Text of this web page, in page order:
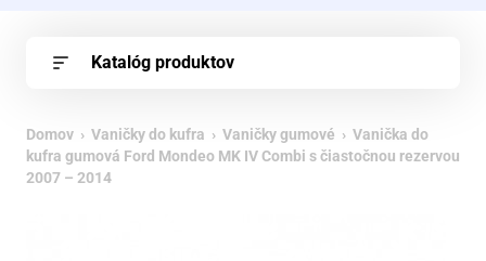
Katalóg produktov
Domov › Vaničky do kufra › Vaničky gumové › Vanička do
kufra gumová Ford Mondeo MK IV Combi s čiastočnou rezervou
2007 – 2014